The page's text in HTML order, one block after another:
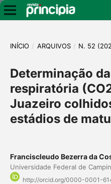
INÍCIO / ARQUIVOS / N. 52
Determinação
respiratória
Juazeiro
estádios de
Franciscleudo Bezerra da
Universidade Federal de
http://orcid.org/0000-0001-